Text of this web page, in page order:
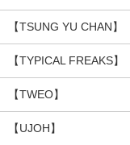
【TSUNG YU CHAN】
【TYPICAL FREAKS】
【TWEO】
【UJOH】